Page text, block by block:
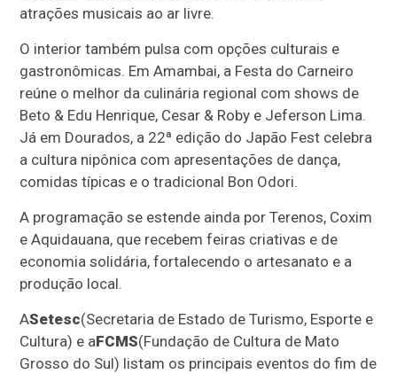
atrações musicais ao ar livre.
O interior também pulsa com opções culturais e
gastronômicas. Em Amambai, a Festa do Carneiro
reúne o melhor da culinária regional com shows de
Beto & Edu Henrique, Cesar & Roby e Jeferson Lima.
Já em Dourados, a 22ª edição do Japão Fest celebra
a cultura nipônica com apresentações de dança,
comidas típicas e o tradicional Bon Odori.
A programação se estende ainda por Terenos, Coxim
e Aquidauana, que recebem feiras criativas e de
economia solidária, fortalecendo o artesanato e a
produção local.
ASetesc(Secretaria de Estado de Turismo, Esporte e
Cultura) e aFCMS(Fundação de Cultura de Mato
Grosso do Sul) listam os principais eventos do fim de